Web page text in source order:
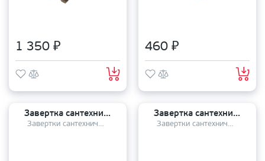
1 350 ₽ 460 ₽
Завертка сантехническая PALIDORE OL SB
Завертки сантехнические
Завертка сантехническая PALIDORE OL BB
Завертки сантехнические